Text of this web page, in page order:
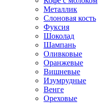
Металлик
Слоновая кость
Фуксия
Шоколад
Шампань
Оливковые
Оранжевые
Вишневые
Изумрудные
Венге
Ореховые